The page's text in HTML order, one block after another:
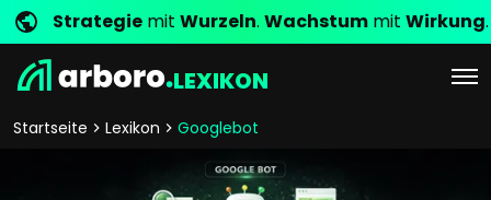
Strategie mit Wurzeln. Wachstum mit Wirkung.
LEXIKON
Startseite Lexikon Googlebot